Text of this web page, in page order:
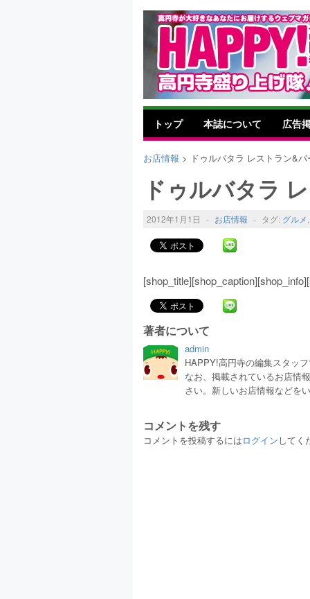
トップ 本誌について 広告
お店情報 > ドゥルバタラ レストラン&バ
ドゥルバタラ
2012年1月1日 - お店情報 - タグ: グルメ,
著者について
admin
HAPPY!高円寺の編集スタッ
なお、掲載されているお店情
さい。新しいお店情報などを
コメントを残す
コメントを投稿するにはログインしてく